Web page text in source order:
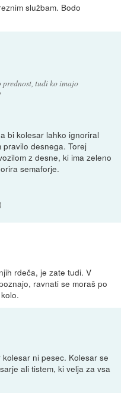
službam. Bodo
tudi ko imajo
bi kolesar lahko ignoriral
desnega. Torej
z desne, ki ima zeleno
semaforje.
)
rdeča, je zate tudi. V
ravnati se moraš po
ni pesec. Kolesar se
ali tistem, ki velja za vsa